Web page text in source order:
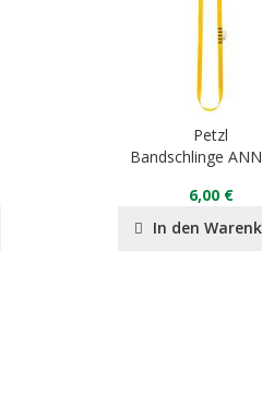
Petzl
Bandschlinge
6,00 €
In den